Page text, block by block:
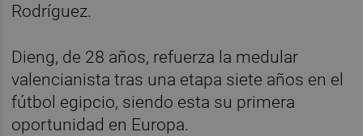
Rodríguez.
Dieng, de 28 años, refuerza la medular
valencianista tras una etapa siete años en el
fútbol egipcio, siendo esta su primera
oportunidad en Europa.